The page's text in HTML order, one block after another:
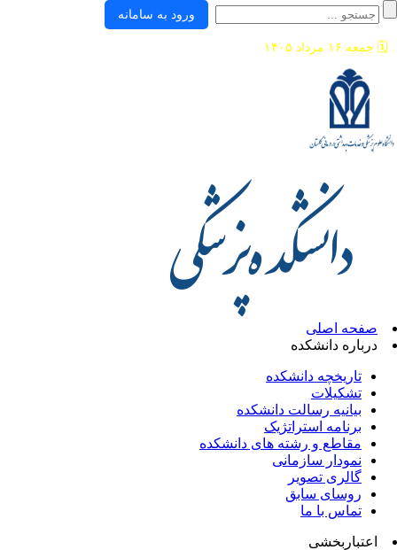
ورود به سامانه
🗓️جمعه ۱۶ مرداد ۱۴۰۵
صفحه اصلی
درباره دانشکده
تاریخچه دانشکده
تشکیلات
بیانیه رسالت دانشکده
برنامه استراتژیک
مقاطع و رشته های دانشکده
نمودار سازمانی
گالری تصویر
روسای سابق
تماس با ما
اعتباربخشی